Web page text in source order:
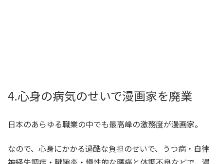
4.心身の病気のせいで漫画家を廃業
日本のあらゆる職業の中でも最高峰の激務度が漫画家。
なので、心身にかかる過酷な負担のせいで、うつ病・自律